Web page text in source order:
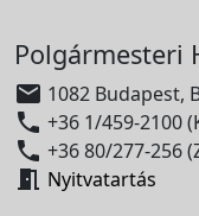
Polgármesteri
 1082 Budapest,
 +36 1/459-2100
 +36 80/277-256
 Nyitvatartás